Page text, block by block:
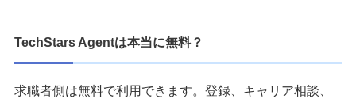
TechStars Agentは本当に無料？
求職者側は無料で利用できます。登録、キャリア相談、